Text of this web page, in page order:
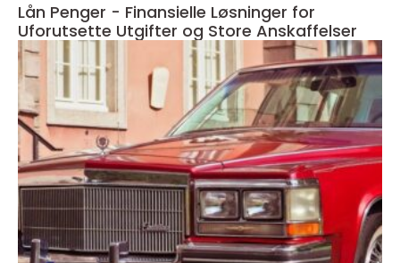
Lån Penger - Finansielle Løsninger for
Uforutsette Utgifter og Store Anskaffelser